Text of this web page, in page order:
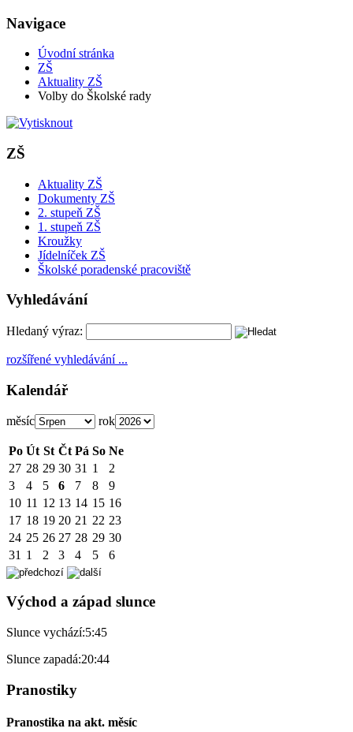
Navigace
Úvodní stránka
ZŠ
Aktuality ZŠ
Volby do Školské rady
ZŠ
Aktuality ZŠ
Dokumenty ZŠ
2. stupeň ZŠ
1. stupeň ZŠ
Kroužky
Jídelníček ZŠ
Školské poradenské pracoviště
Vyhledávání
Hledaný výraz:
rozšířené vyhledávání ...
Kalendář
měsíc rok
Po Út St Čt Pá So Ne
27 28 29 30 31 1
2
3
4 5 6 7 8
9
10 11 12 13 14 15 16
17 18 19 20 21 22 23
24 25 26 27 28 29 30
31 1 2 3 4 5 6
Východ a západ slunce
Slunce vychází:5:45
Slunce zapadá:20:44
Pranostiky
Pranostika na akt. měsíc